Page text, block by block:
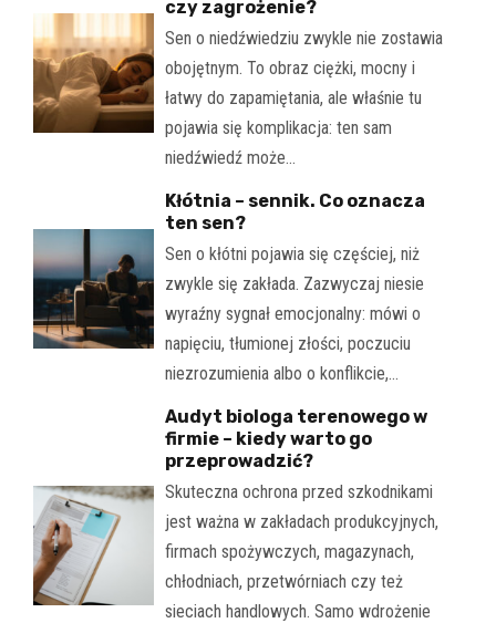
czy zagrożenie?
Sen o niedźwiedziu zwykle nie zostawia
obojętnym. To obraz ciężki, mocny i
łatwy do zapamiętania, ale właśnie tu
pojawia się komplikacja: ten sam
niedźwiedź może…
Kłótnia – sennik. Co oznacza
ten sen?
Sen o kłótni pojawia się częściej, niż
zwykle się zakłada. Zazwyczaj niesie
wyraźny sygnał emocjonalny: mówi o
napięciu, tłumionej złości, poczuciu
niezrozumienia albo o konflikcie,…
Audyt biologa terenowego w
firmie – kiedy warto go
przeprowadzić?
Skuteczna ochrona przed szkodnikami
jest ważna w zakładach produkcyjnych,
firmach spożywczych, magazynach,
chłodniach, przetwórniach czy też
sieciach handlowych. Samo wdrożenie